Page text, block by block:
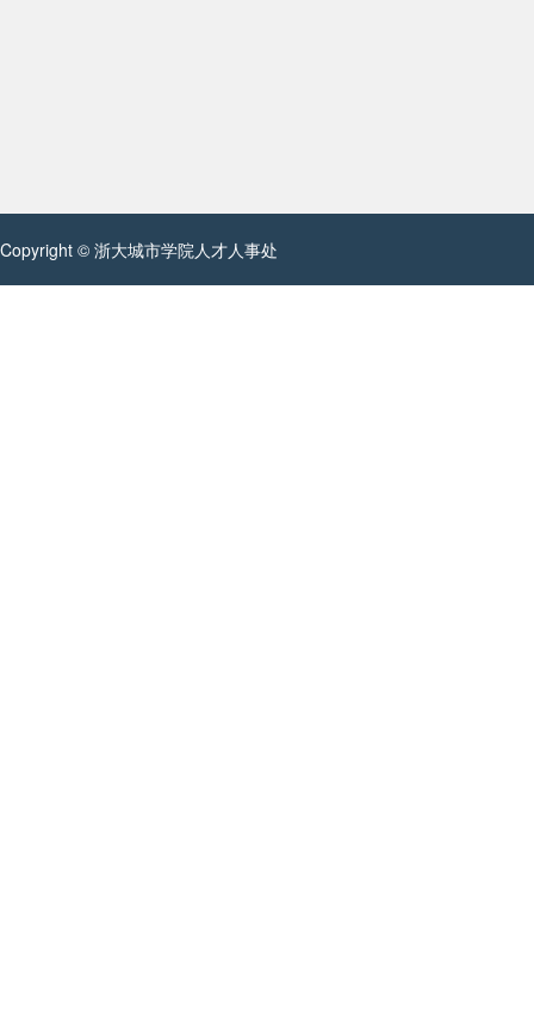
Copyright © 浙大城市学院人才人事处